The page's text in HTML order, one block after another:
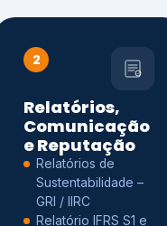
2
Relatórios,
Comunicação
e Reputação
Relatórios de
Sustentabilidade –
GRI / IIRC
Relatório IFRS S1 e